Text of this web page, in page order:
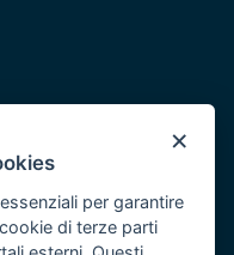
Puglia 2014/2020 -
×
per garantire
di terze parti